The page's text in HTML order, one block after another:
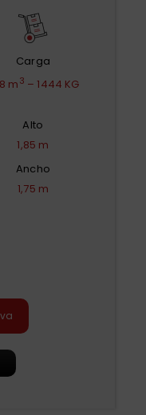
Carga
m3 – 1444 KG
Alto
1,85 m
Ancho
1,75 m